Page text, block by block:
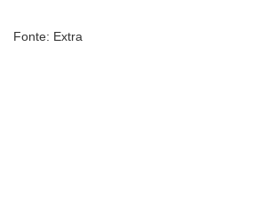
Fonte: Extra